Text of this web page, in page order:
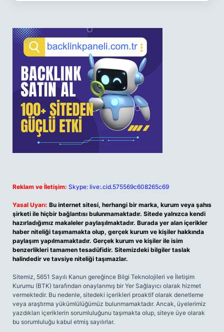
Reklam ve İletişim: Skype: live:.cid.575569c608265c69
Yasal Uyarı: Bu internet sitesi, herhangi bir marka, kurum veya şahıs
şirketi ile hiçbir bağlantısı bulunmamaktadır. Sitede yalnızca kendi
hazırladığımız makaleler paylaşılmaktadır. Burada yer alan içerikler
haber niteliği taşımamakta olup, gerçek kurum ve kişiler hakkında
paylaşım yapılmamaktadır. Gerçek kurum ve kişiler ile isim
benzerlikleri tamamen tesadüfidir. Sitemizdeki bilgiler taslak
halindedir ve tavsiye niteliği taşımazlar.
Sitemiz, 5651 Sayılı Kanun gereğince Bilgi Teknolojileri ve İletişim
Kurumu (BTK) tarafından onaylanmış bir Yer Sağlayıcı olarak hizmet
vermektedir. Bu nedenle, sitedeki içerikleri proaktif olarak denetleme
veya araştırma yükümlülüğümüz bulunmamaktadır. Ancak, üyelerimiz
yazdıkları içeriklerin sorumluluğunu taşımakta olup, siteye üye olarak
bu sorumluluğu kabul etmiş sayılırlar.